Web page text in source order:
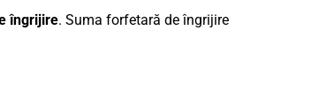
îngrijire. Suma forfetară de îngrijire